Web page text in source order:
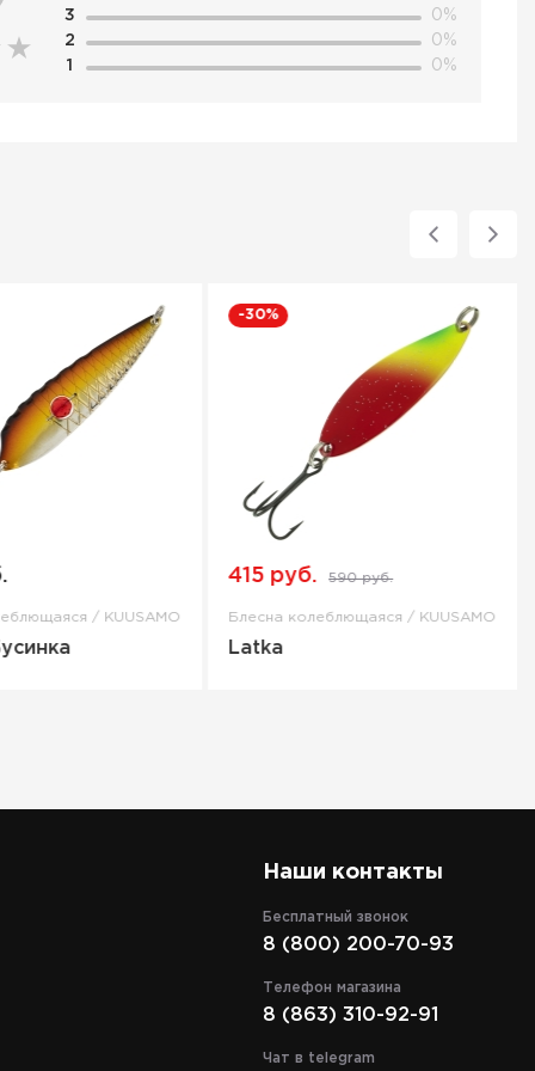
3
0%
2
0%
1
0%
/ KUUSAMO
-30%
415 руб. 590 руб.
Блесна колеблющаяся / KUUSAMO
Latka
Наши контакты
Бесплатный звонок
8 (800) 200-70-93
Телефон магазина
8 (863) 310-92-91
Чат в telegram